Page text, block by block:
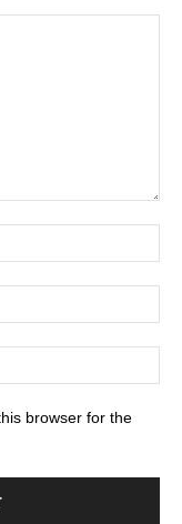
browser for the